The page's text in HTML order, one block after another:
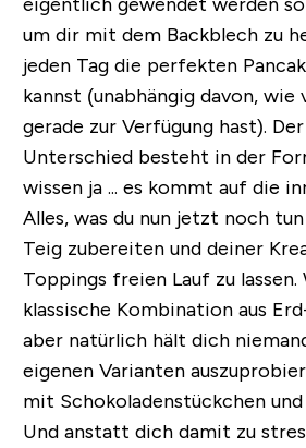
um dir mit dem Backblech zu
jeden Tag die perfekten
kannst (unabhängig davon, wie
gerade zur Verfügung hast).
Unterschied besteht in der
wissen ja ... es kommt auf die
Alles, was du nun jetzt noch
Teig zubereiten und deiner
Toppings freien Lauf zu
klassische Kombination aus
aber natürlich hält dich
eigenen Varianten
mit Schokoladenstückchen und
Und anstatt dich damit zu